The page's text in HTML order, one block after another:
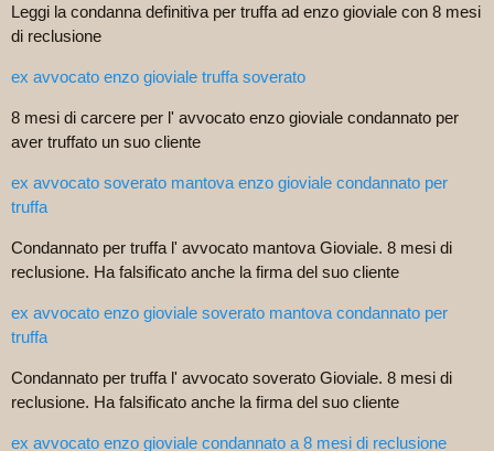
Leggi la condanna definitiva per truffa ad enzo gioviale con 8 mesi
di reclusione
ex avvocato enzo gioviale truffa soverato
8 mesi di carcere per l' avvocato enzo gioviale condannato per
aver truffato un suo cliente
ex avvocato soverato mantova enzo gioviale condannato per
truffa
Condannato per truffa l' avvocato mantova Gioviale. 8 mesi di
reclusione. Ha falsificato anche la firma del suo cliente
ex avvocato enzo gioviale soverato mantova condannato per
truffa
Condannato per truffa l' avvocato soverato Gioviale. 8 mesi di
reclusione. Ha falsificato anche la firma del suo cliente
ex avvocato enzo gioviale condannato a 8 mesi di reclusione